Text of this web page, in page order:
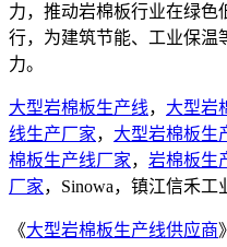
力，推动岩棉板行业在绿色
行，为建筑节能、工业保温
力。
大型岩棉板生产线， 大型岩
线生产厂家， 大型岩棉板生
棉板生产线厂家， 岩棉板生
厂家，Sinowa，镇江信禾工
《大型岩棉板生产线供应商